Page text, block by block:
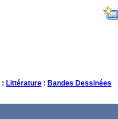
: Littérature : Bandes Dessinées